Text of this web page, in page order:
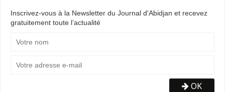
Inscrivez-vous à la Newsletter du Journal d'Abidjan et recevez
gratuitement toute l’actualité
OK